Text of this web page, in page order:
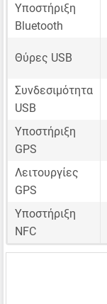
Υποστήριξη
Bluetooth
Θύρες USB
Συνδεσιμότητα
USB
Υποστήριξη
GPS
Λειτουργίες
GPS
Υποστήριξη
NFC